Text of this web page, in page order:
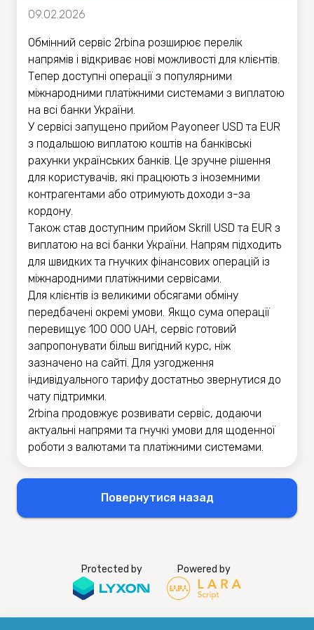
09.02.2026
Обмінний сервіс 2rbina розширює перелік
напрямів і відкриває нові можливості для клієнтів.
Тепер доступні операції з популярними
міжнародними платіжними системами з виплатою
на всі банки України.
У сервісі запущено прийом Payoneer USD та EUR
з подальшою виплатою коштів на банківські
рахунки українських банків. Це зручне рішення
для користувачів, які працюють з іноземними
контрагентами або отримують доходи з-за
кордону.
Також став доступним прийом Skrill USD та EUR з
виплатою на всі банки України. Напрям підходить
для швидких та гнучких фінансових операцій із
міжнародними платіжними сервісами.
Для клієнтів із великими обсягами обміну
передбачені окремі умови. Якщо сума операції
перевищує 100 000 UAH, сервіс готовий
запропонувати більш вигідний курс, ніж
зазначено на сайті. Для узгодження
індивідуального тарифу достатньо звернутися до
чату підтримки.
2rbina продовжує розвивати сервіс, додаючи
актуальні напрями та гнучкі умови для щоденної
роботи з валютами та платіжними системами.
Повернутися назад
Protected by Powered by